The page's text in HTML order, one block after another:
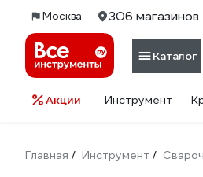
Москва 306 магазинов
Каталог
Акции Инструмент
Главная / Инструмент /